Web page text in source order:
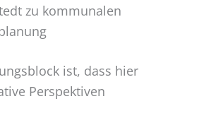
zu kommunalen
ist, dass hier
Perspektiven